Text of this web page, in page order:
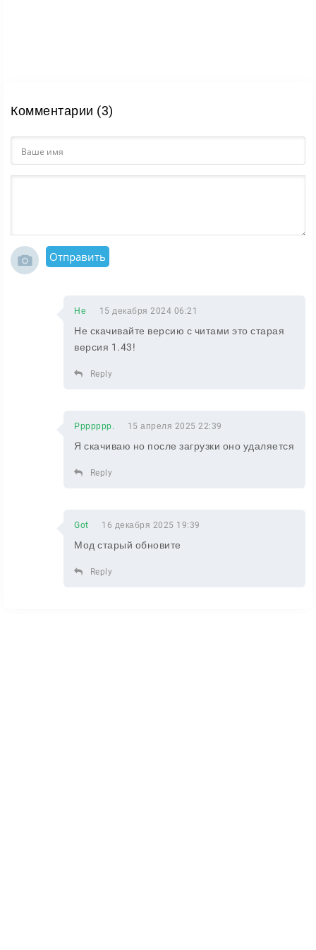
Комментарии (3)
Отправить
Не 15 декабря 2024 06:21
Не скачивайте версию с читами это старая
версия 1.43!
Reply
Ррррррр. 15 апреля 2025 22:39
Я скачиваю но после загрузки оно удаляется
Reply
Got 16 декабря 2025 19:39
Мод старый обновите
Reply